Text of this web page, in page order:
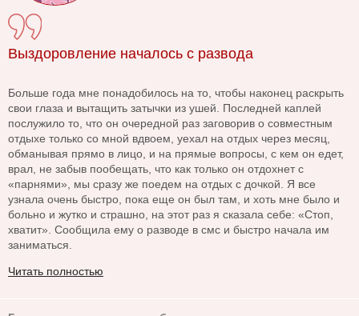
Выздоровление началось с развода
Больше года мне понадобилось на то, чтобы наконец раскрыть
свои глаза и вытащить затычки из ушей. Последней каплей
послужило то, что он очередной раз заговорив о совместным
отдыхе только со мной вдвоем, уехал на отдых через месяц,
обманывая прямо в лицо, и на прямые вопросы, с кем он едет,
врал, не забыв пообещать, что как только он отдохнет с
«парнями», мы сразу же поедем на отдых с дочкой. Я все
узнала очень быстро, пока еще он был там, и хоть мне было и
больно и жутко и страшно, на этот раз я сказала себе: «Стоп,
хватит». Сообщила ему о разводе в смс и быстро начала им
заниматься.
Читать полностью